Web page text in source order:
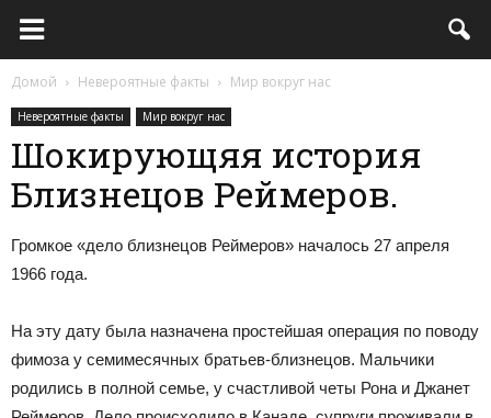
Домой Невероятные факты Мир вокруг нас
Невероятные факты Мир вокруг нас
Шокирующяя история
Близнецов Реймеров.
Громкое «дело близнецов Реймеров» началось 27 апреля
1966 года.
На эту дату была назначена простейшая операция по поводу
фимоза у семимесячных братьев-близнецов. Мальчики
родились в полной семье, у счастливой четы Рона и Джанет